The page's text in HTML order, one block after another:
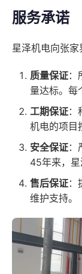
服务承诺
星泽机电向张家
质量保证：
量达标。每
工期保证：
机电的项目
安全保证：
45年来，星
售后保证：
维护支持。